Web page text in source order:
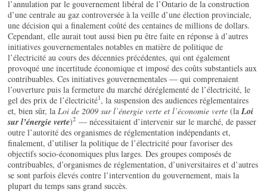
l’annulation par le gouvernement libéral de l’Ontario de la construction
d’une centrale au gaz controversée à la veille d’une élection provinciale,
une décision qui a finalement coûté des centaines de millions de dollars.
Cependant, elle aurait tout aussi bien pu être faite en réponse à d’autres
initiatives gouvernementales notables en matière de politique de
l’électricité au cours des décennies précédentes, qui ont également
provoqué une incertitude économique et imposé des coûts substantiels aux
contribuables. Ces initiatives gouvernementales — qui comprenaient
l’ouverture puis la fermeture du marché déréglementé de l’électricité, le
gel des prix de l’électricité1, la suspension des audiences réglementaires
et, bien sûr, la Loi de 2009 sur l’énergie verte et l’économie verte (laLoi
sur l’énergie verte)2 — nécessitaient d’intervenir sur le marché, de passer
outre l’autorité des organismes de réglementation indépendants et,
finalement, d’utiliser la politique de l’électricité pour favoriser des
objectifs socio-économiques plus larges. Des groupes composés de
contribuables, d’organismes de réglementation, d’universitaires et d’autres
se sont parfois élevés contre l’intervention du gouvernement, mais la
plupart du temps sans grand succès.